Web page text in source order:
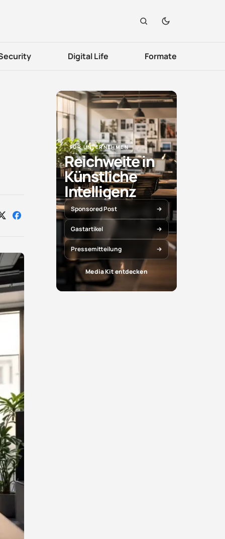
Digital Life Formate
Auf Auf
FÜR UNTERNEHMEN
Reichweite in
Künstliche
Intelligenz
Sponsored Post
Gastartikel
Pressemitteilung
Media Kit entdecken